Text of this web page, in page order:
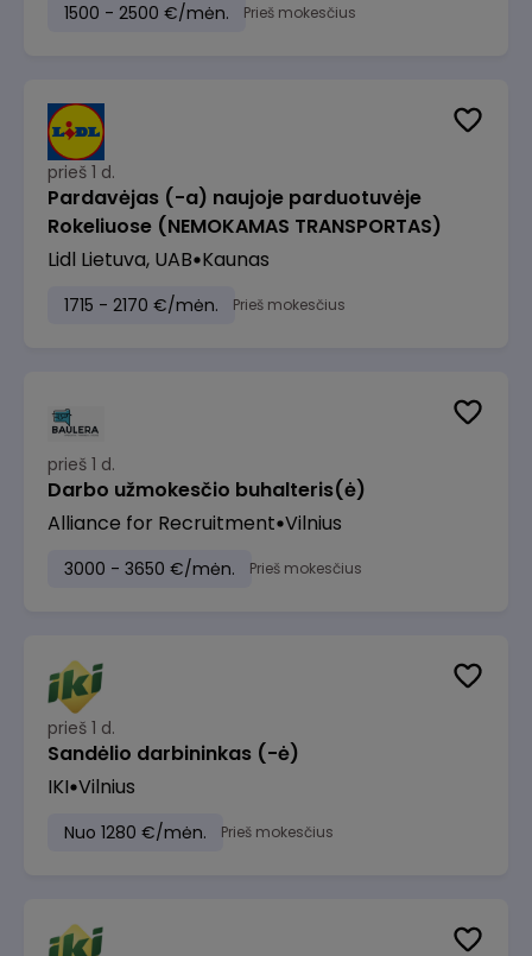
1500 - 2500 €/mėn. Prieš mokesčius
prieš 1 d.
Pardavėjas (-a) naujoje parduotuvėje
Rokeliuose (NEMOKAMAS TRANSPORTAS)
Lidl Lietuva, UAB Kaunas
1715 - 2170 €/mėn. Prieš mokesčius
prieš 1 d.
Darbo užmokesčio buhalteris(ė)
Alliance for Recruitment Vilnius
3000 - 3650 €/mėn. Prieš mokesčius
prieš 1 d.
Sandėlio darbininkas (-ė)
IKI Vilnius
Nuo 1280 €/mėn. Prieš mokesčius